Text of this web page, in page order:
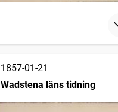
1857-01-21
Wadstena läns tidning